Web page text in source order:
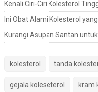
Kenali Ciri-Ciri Kolesterol
Ini Obat Alami Kolesterol
Kurangi Asupan Santan
kolesterol tanda
gejala koleseterol kram